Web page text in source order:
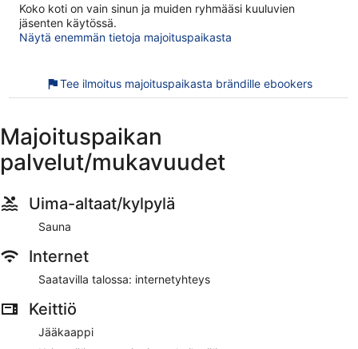
Koko koti on vain sinun ja muiden ryhmääsi kuuluvien
jäsenten käytössä.
Näytä enemmän tietoja majoituspaikasta
Tee ilmoitus majoituspaikasta brändille ebookers
Majoituspaikan
palvelut/mukavuudet
Uima-altaat/kylpylä
Sauna
Internet
Saatavilla talossa: internetyhteys
Keittiö
Jääkaappi